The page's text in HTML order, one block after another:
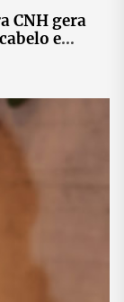
CNH gera
e